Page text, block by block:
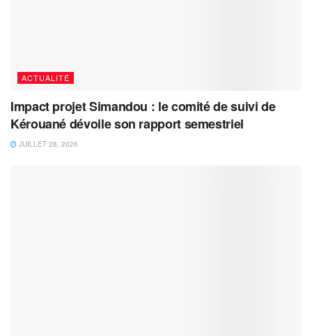
ACTUALITÉ
Impact projet Simandou : le comité de suivi de
Kérouané dévoile son rapport semestriel
JUILLET 28, 2026